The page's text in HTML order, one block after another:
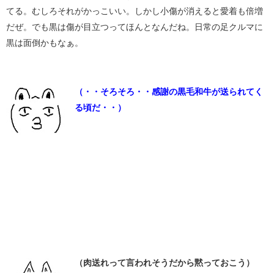
てる。むしろそれがかっこいい。しかし小傷が消えると愛着も倍増
だぜ。でも黒は傷が目立つってほんとなんだね。日常の足クルマに
黒は面倒かもなぁ。
（・・そろそろ・・感謝の黒毛和牛が送られてく
る頃だ・・）
（肉送れって言われそうだから黙っておこう）